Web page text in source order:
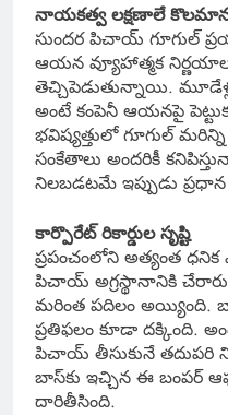
నాయకత్వ లక్షణాలే
సుందర పిచాయ్ గూగుల్
ఆయన వ్యూహాత్మక
తెచ్చిపెడుతున్నాయి.
అంటే కంపెనీ ఆయనపై
భవిష్యత్తులో గూగుల్
సంకేతాలు అందరికీ
నిలబడటమే ఇప్పుడు ప్రధాన
కార్పొరేట్ రికార్డుల సృష్టి
ప్రపంచంలోని అత్యంత
పిచాయ్ అగ్రస్థానానికి
మరింత పదిలం అయ్యింది.
ప్రతిఫలం కూడా దక్కింది.
పిచాయ్ తీసుకునే తదుపరి
బాస్‌కు ఇచ్చిన ఈ బంపర్
దారితీసింది.